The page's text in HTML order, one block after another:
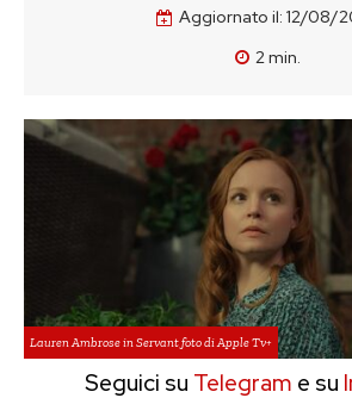
Aggiornato il: 12/08/
2min.
Lauren Ambrose in Servant foto di Apple Tv+
Seguici su Telegram e su